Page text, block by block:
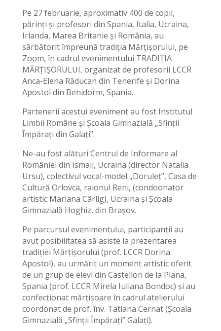
Pe 27 februarie, aproximativ 400 de copii,
părinți și profesori din Spania, Italia, Ucraina,
Irlanda, Marea Britanie și România, au
sărbătorit împreună tradiția Mărțișorului, pe
Zoom, în cadrul evenimentului TRADIȚIA
MĂRȚIȘORULUI, organizat de profesorii LCCR
Anca-Elena Răducan din Tenerife și Dorina
Apostol din Benidorm, Spania.
Partenerii acestui eveniment au fost Institutul
Limbii Române și Școala Gimnazială „Sfinții
Împărați din Galați”.
Ne-au fost alături Centrul de Informare al
României din Ismail, Ucraina (director Natalia
Ursu), colectivul vocal-model „Doruleț”, Casa de
Cultură Orlovca, raionul Reni, (condoonator
artistic Mariana Cârlig), Ucraina și Școala
Gimnazială Hoghiz, din Brașov.
Pe parcursul evenimentului, participanții au
avut posibilitatea să asiste la prezentarea
tradiției Mărțișorului (prof. LCCR Dorina
Apostol), au urmărit un moment artistic oferit
de un grup de elevi din Castellon de la Plana,
Spania (prof. LCCR Mirela Iuliana Bondoc) și au
confecționat mărțișoare în cadrul atelierului
coordonat de prof. înv. Tatiana Cernat (Școala
Gimnazială „Sfinții Împărați” Galați).